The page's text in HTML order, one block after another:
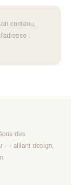
contenu,
:
des
— alliant design,